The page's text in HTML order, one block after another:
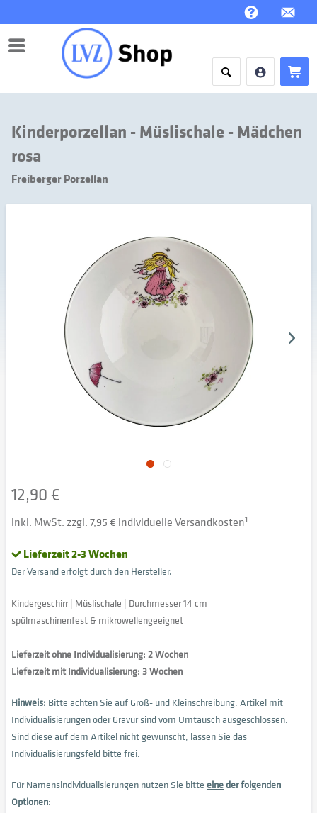
Menü
Kinderporzellan - Müslischale - Mädchen
rosa
Freiberger Porzellan
12,90 €
inkl. MwSt. zzgl. 7,95 € individuelle Versandkosten1
Lieferzeit 2-3 Wochen
Der Versand erfolgt durch den Hersteller.
Kindergeschirr | Müslischale | Durchmesser 14 cm
spülmaschinenfest & mikrowellengeeignet
Lieferzeit ohne Individualisierung: 2 Wochen
Lieferzeit mit Individualisierung: 3 Wochen
Hinweis: Bitte achten Sie auf Groß- und Kleinschreibung. Artikel mit
Individualisierungen oder Gravur sind vom Umtausch ausgeschlossen.
Sind diese auf dem Artikel nicht gewünscht, lassen Sie das
Individualisierungsfeld bitte frei.
Für Namensindividualisierungen nutzen Sie bitte eine der folgenden
Optionen: